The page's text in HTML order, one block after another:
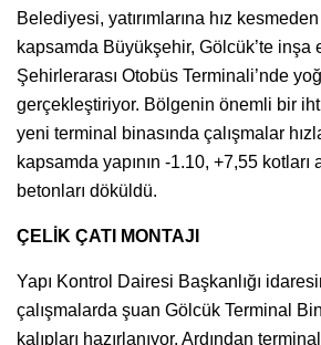
Belediyesi, yatırımlarına hız
kapsamda Büyükşehir, Gölcük’te inşa
Şehirlerarası Otobüs Terminali’nde
gerçekleştiriyor. Bölgenin önemli bir
yeni terminal binasında çalışmalar
kapsamda yapının -1.10, +7,55 kotları
betonları döküldü.
ÇELİK ÇATI MONTAJI
Yapı Kontrol Dairesi Başkanlığı
çalışmalarda şuan Gölcük Terminal
kalıpları hazırlanıyor. Ardından